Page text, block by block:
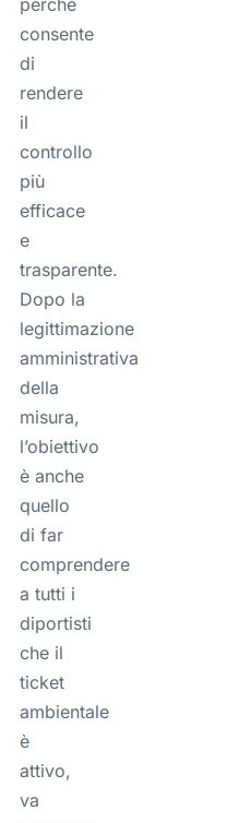
consente
di
rendere
il
controllo
più
efficace
e
trasparente.
Dopo la
legittimazione
amministrativa
della
misura,
l’obiettivo
è anche
quello
di far
comprendere
a tutti i
diportisti
che il
ticket
ambientale
è
attivo,
va